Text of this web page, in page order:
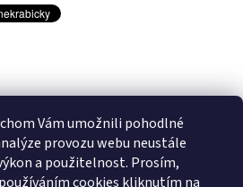
Vám umožnili pohodlné
provozu webu neustále
a použitelnost. Prosím,
cookies kliknutím na